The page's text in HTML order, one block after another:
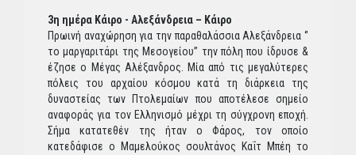
3η ημέρα Κάιρο - Αλεξάνδρεια – Κάιρο
Πρωινή αναχώρηση για την παραθαλάσσια Αλεξάνδρεια ‘’
το μαργαριτάρι της Μεσογείου’’ την πόλη που ίδρυσε &
έζησε ο Μέγας Αλέξανδρος. Μία από τις μεγαλύτερες
πόλεις του αρχαίου κόσμου κατά τη διάρκεια της
δυναστείας των Πτολεμαίων που αποτέλεσε σημείο
αναφοράς για τον Ελληνισμό μέχρι τη σύγχρονη εποχή.
Σήμα κατατεθέν της ήταν ο Φάρος, τον οποίο
κατεδάφισε ο Μαμελούκος σουλτάνος Καΐτ Μπέη το